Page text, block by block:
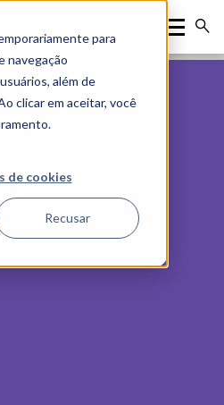
para
navegação
além de
clicar em aceitar, você
de cookies
Recusar